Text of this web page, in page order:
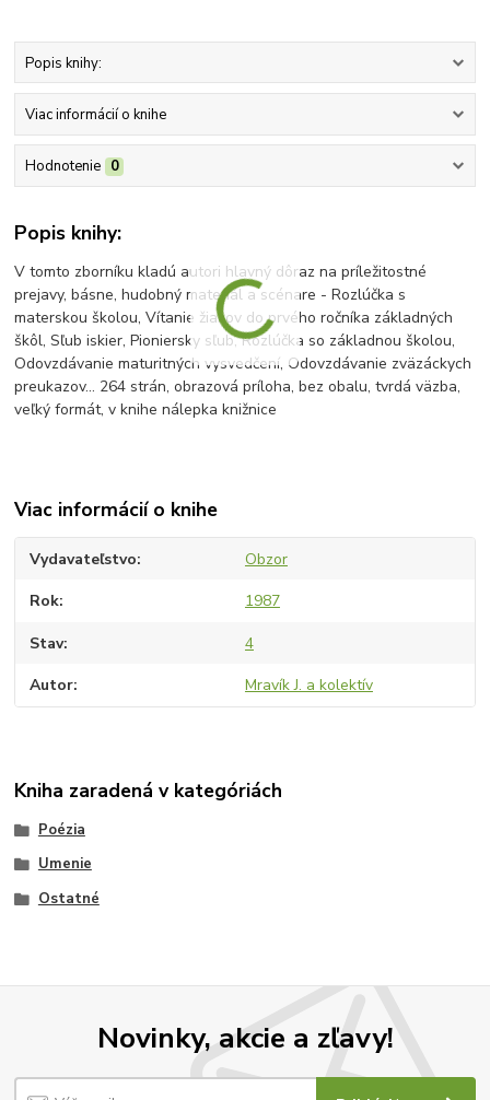
Popis knihy:
Viac informácií o knihe
Hodnotenie 0
Popis knihy:
V tomto zborníku kladú autori hlavný dôraz na príležitostné
prejavy, básne, hudobný materiál a scénare - Rozlúčka s
materskou školou, Vítanie žiakov do prvého ročníka základných
škôl, Sľub iskier, Pioniersky sľub, Rozlúčka so základnou školou,
Odovzdávanie maturitných vysvedčení, Odovzdávanie zväzáckych
preukazov... 264 strán, obrazová príloha, bez obalu, tvrdá väzba,
veľký formát, v knihe nálepka knižnice
Viac informácií o knihe
Vydavateľstvo Obzor
Rok 1987
Stav 4
Autor Mravík J. a kolektív
Kniha zaradená v kategóriách
Poézia
Umenie
Ostatné
Novinky, akcie a zľavy!